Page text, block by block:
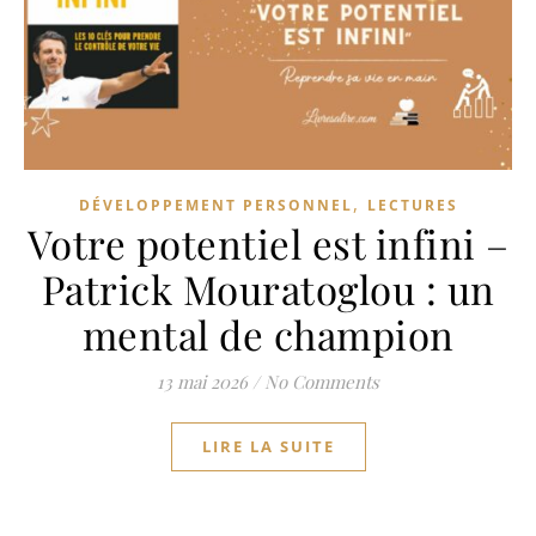
DÉVELOPPEMENT PERSONNEL, LECTURES
Votre potentiel est infini –
Patrick Mouratoglou : un
mental de champion
13 mai 2026 / No Comments
LIRE LA SUITE